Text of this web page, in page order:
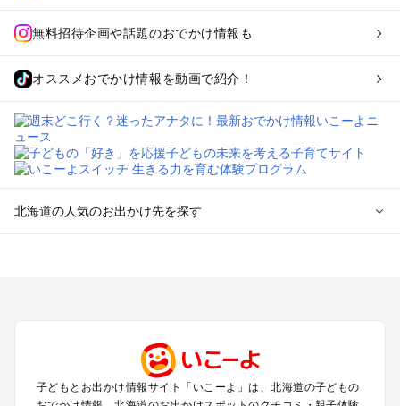
無料招待企画や話題のおでかけ情報も
オススメおでかけ情報を動画で紹介！
北海道の人気のお出かけ先を探す
函館・湯の川温泉・大沼・松前のプールお出かけ
帯広・十勝・サホロ・狩勝高原のプールお出かけ
千歳・石狩・空知・美唄のプールお出かけ
子どもとお出かけ情報サイト「いこーよ」は、北海道の子どもの